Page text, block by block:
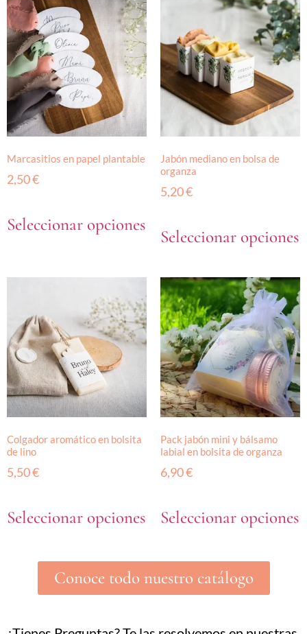
Marcasitios en papel plantable
2,50€
Seleccionar opciones
Jabón mediano en bolsa de
organza
5,20€
Seleccionar opciones
Colgador aromático en bolsita
de lino
5,50€
Seleccionar opciones
Pack jabón mini y bálsamo
labial en bolsita de organza
6,90€
Seleccionar opciones
Conoce todo nuestro catálogo